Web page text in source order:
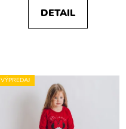
DETAIL
VÝPREDAJ